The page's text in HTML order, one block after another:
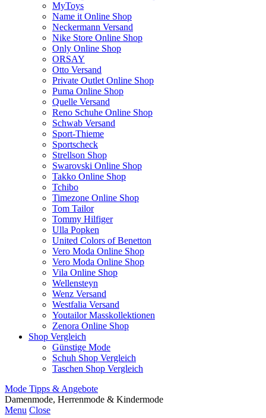
MyToys
Name it Online Shop
Neckermann Versand
Nike Store Online Shop
Only Online Shop
ORSAY
Otto Versand
Private Outlet Online Shop
Puma Online Shop
Quelle Versand
Reno Schuhe Online Shop
Schwab Versand
Sport-Thieme
Sportscheck
Strellson Shop
Swarovski Online Shop
Takko Online Shop
Tchibo
Timezone Online Shop
Tom Tailor
Tommy Hilfiger
Ulla Popken
United Colors of Benetton
Vero Moda Online Shop
Vero Moda Online Shop
Vila Online Shop
Wellensteyn
Wenz Versand
Westfalia Versand
Youtailor Masskollektionen
Zenora Online Shop
Shop Vergleich
Günstige Mode
Schuh Shop Vergleich
Taschen Shop Vergleich
Mode Tipps & Angebote
Damenmode, Herrenmode & Kindermode
Menu Close